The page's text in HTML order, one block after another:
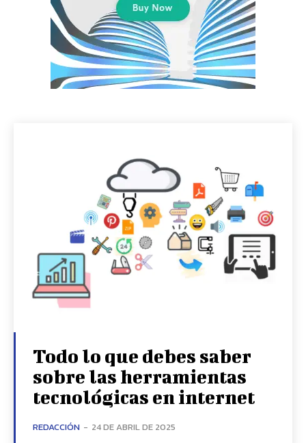
Todo lo que debes saber
sobre las herramientas
tecnológicas en internet
REDACCIÓN - 24 DE ABRIL DE 2025